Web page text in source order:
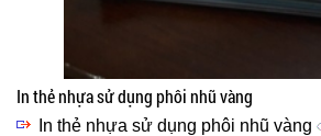
In thẻ nhựa sử dụng phôi nhũ vàng
In thẻ nhựa sử dụng phôi nhũ vàng